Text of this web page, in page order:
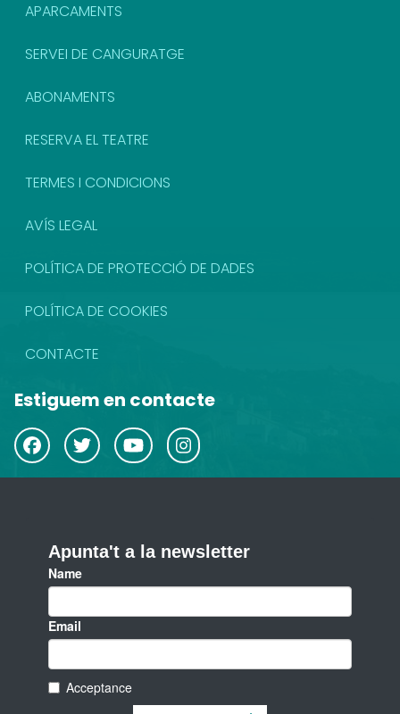
APARCAMENTS
SERVEI DE CANGURATGE
ABONAMENTS
RESERVA EL TEATRE
TERMES I CONDICIONS
AVÍS LEGAL
POLÍTICA DE PROTECCIÓ DE DADES
POLÍTICA DE COOKIES
CONTACTE
Estiguem en contacte